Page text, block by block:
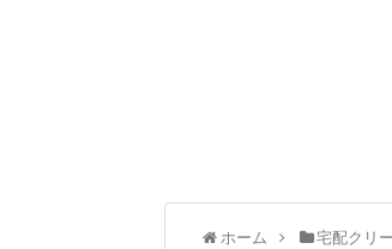
ホーム 宅配クリ